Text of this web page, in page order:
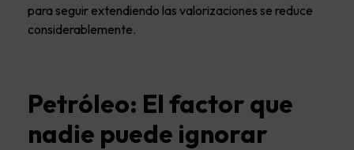
para seguir extendiendo las valorizaciones se reduce
considerablemente.
Petróleo: El factor que
nadie puede ignorar